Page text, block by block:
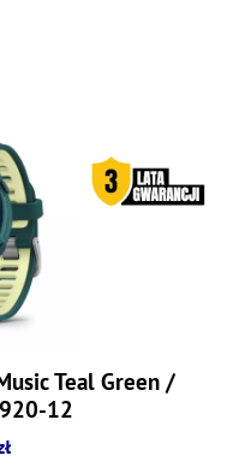
Teal Green /
12